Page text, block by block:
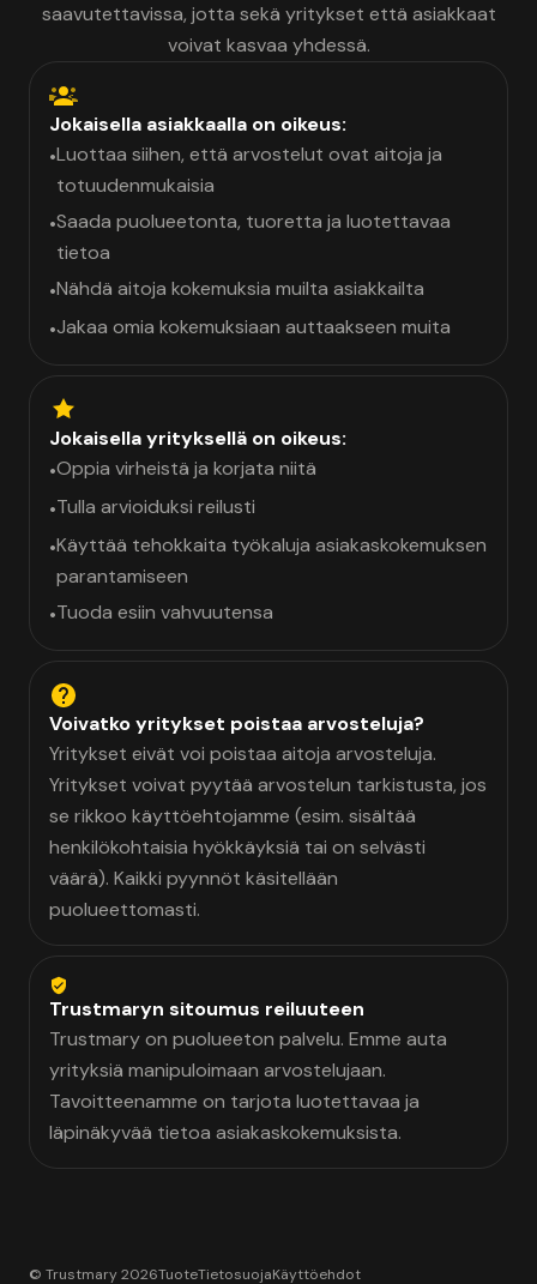
saavutettavissa, jotta sekä yritykset että asiakkaat
voivat kasvaa yhdessä.
Jokaisella asiakkaalla on oikeus:
•Luottaa siihen, että arvostelut ovat aitoja ja
totuudenmukaisia
•Saada puolueetonta, tuoretta ja luotettavaa
tietoa
•Nähdä aitoja kokemuksia muilta asiakkailta
•Jakaa omia kokemuksiaan auttaakseen muita
Jokaisella yrityksellä on oikeus:
•Oppia virheistä ja korjata niitä
•Tulla arvioiduksi reilusti
•Käyttää tehokkaita työkaluja asiakaskokemuksen
parantamiseen
•Tuoda esiin vahvuutensa
Voivatko yritykset poistaa arvosteluja?
Yritykset eivät voi poistaa aitoja arvosteluja.
Yritykset voivat pyytää arvostelun tarkistusta, jos
se rikkoo käyttöehtojamme (esim. sisältää
henkilökohtaisia hyökkäyksiä tai on selvästi
väärä). Kaikki pyynnöt käsitellään
puolueettomasti.
Trustmaryn sitoumus reiluuteen
Trustmary on puolueeton palvelu. Emme auta
yrityksiä manipuloimaan arvostelujaan.
Tavoitteenamme on tarjota luotettavaa ja
läpinäkyvää tietoa asiakaskokemuksista.
© Trustmary 2026TuoteTietosuojaKäyttöehdot